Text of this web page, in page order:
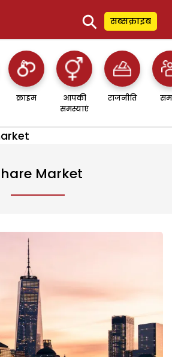
⚲ सब्सक्राइब
क्राइम
आपकी
समस्याएं
राजनीति
Market